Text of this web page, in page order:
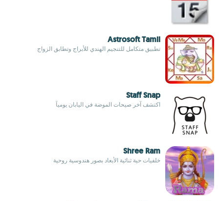
Astrosoft Tamil
تطبيق متكامل للتنجيم الهندي للأبراج وتطابق الزواج
Staff Snap
اكتشف آخر صيحات الموضة في اليابان يومياً
Shree Ram
خلفيات حية ثنائية الأبعاد بصور هندوسية روحية